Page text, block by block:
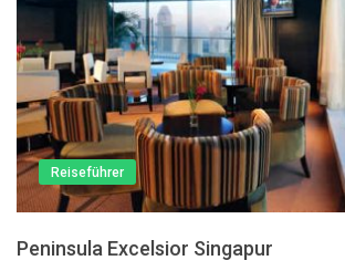
Reiseführer
Peninsula Excelsior Singapur